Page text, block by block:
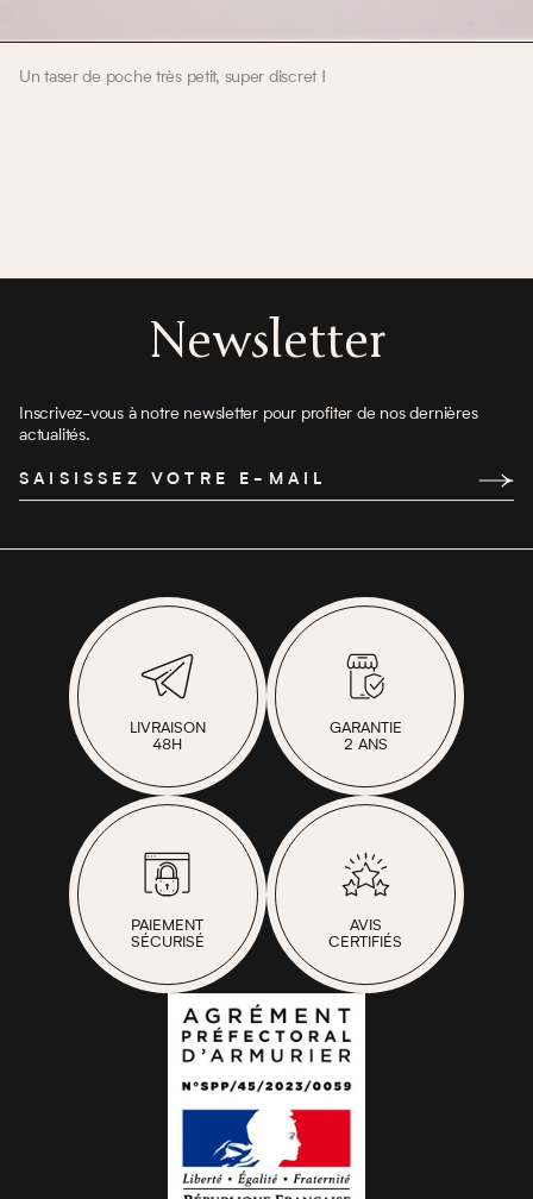
Un taser de poche très petit, super discret !
Newsletter
Inscrivez-vous à notre newsletter pour profiter de nos dernières
actualités.
SAISISSEZ VOTRE E-MAIL
LIVRAISON
48H
GARANTIE
2 ANS
PAIEMENT
SÉCURISÉ
AVIS
CERTIFIÉS